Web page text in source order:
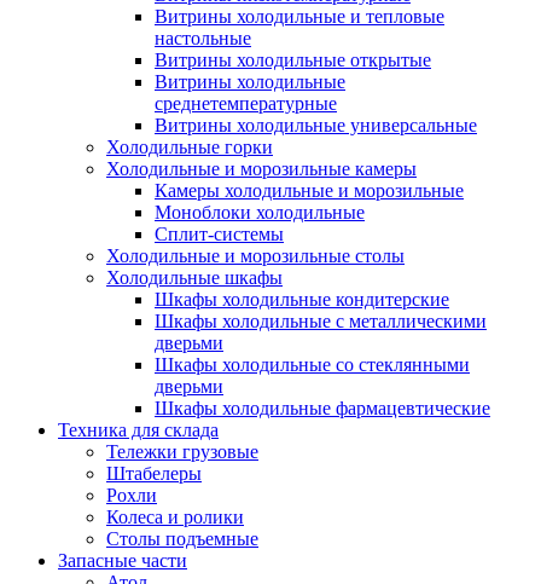
Витрины холодильные и тепловые
настольные
Витрины холодильные открытые
Витрины холодильные
среднетемпературные
Витрины холодильные универсальные
Холодильные горки
Холодильные и морозильные камеры
Камеры холодильные и морозильные
Моноблоки холодильные
Сплит-системы
Холодильные и морозильные столы
Холодильные шкафы
Шкафы холодильные кондитерские
Шкафы холодильные с металлическими
дверьми
Шкафы холодильные со стеклянными
дверьми
Шкафы холодильные фармацевтические
Техника для склада
Тележки грузовые
Штабелеры
Рохли
Колеса и ролики
Столы подъемные
Запасные части